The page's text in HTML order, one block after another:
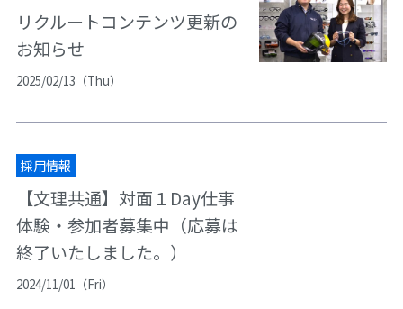
リクルートコンテンツ更新の
お知らせ
2025/02/13（Thu）
採用情報
【文理共通】対面１Day仕事
体験・参加者募集中（応募は
終了いたしました。）
2024/11/01（Fri）